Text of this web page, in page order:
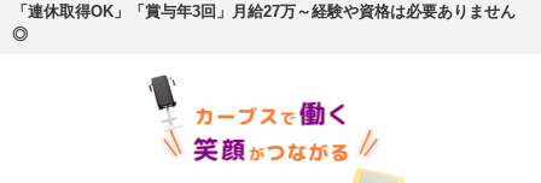
「連休取得OK」「賞与年3回」月給27万～経験や資格は必要ありません
◎